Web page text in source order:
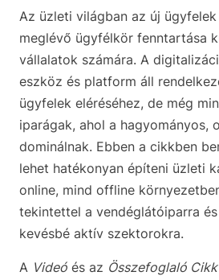
Az üzleti világban az új
meglévő ügyfélkör fenntartása
vállalatok számára. A
eszköz és platform áll
ügyfelek eléréséhez, de még
iparágak, ahol a hagyományos,
dominálnak. Ebben a cikkben
lehet hatékonyan építeni üzleti
online, mind offline
tekintettel a vendéglátóiparra
kevésbé aktív szektorokra.
A Videó és az Összefoglaló Cikk